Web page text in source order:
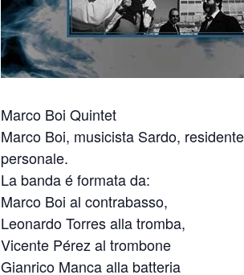
Marco Boi Quintet
Marco Boi, musicista Sardo,
personale.
La banda é formata da:
Marco Boi al contrabasso,
Leonardo Torres alla tromba,
Vicente Pérez al trombone
Gianrico Manca alla batteria